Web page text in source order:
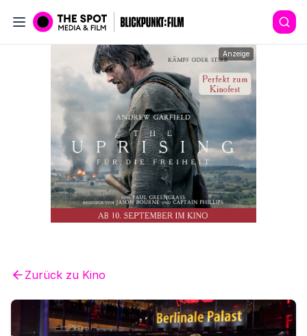
Anzeige
Zurück zu Kino